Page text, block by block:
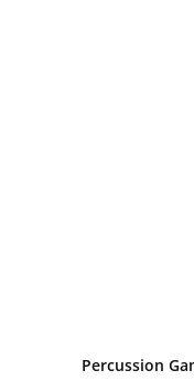
Percussion